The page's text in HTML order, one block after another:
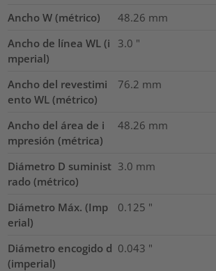
Ancho W (métrico) 48.26 mm
Ancho de línea WL (i
mperial)
3.0 "
Ancho del revestimi
ento WL (métrico)
76.2 mm
Ancho del área de i
mpresión (métrica)
48.26 mm
Diámetro D suminist
rado (métrico)
3.0 mm
Diámetro Máx. (Imp
erial)
0.125 "
Diámetro encogido d
(imperial)
0.043 "